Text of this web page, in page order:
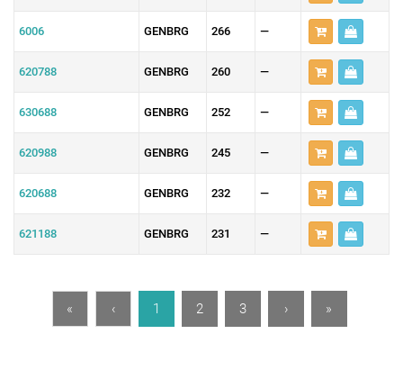
6006 GENBRG 266 —
620788 GENBRG 260 —
630688 GENBRG 252 —
620988 GENBRG 245 —
620688 GENBRG 232 —
621188 GENBRG 231 —
« ‹ 1 2 3 › »